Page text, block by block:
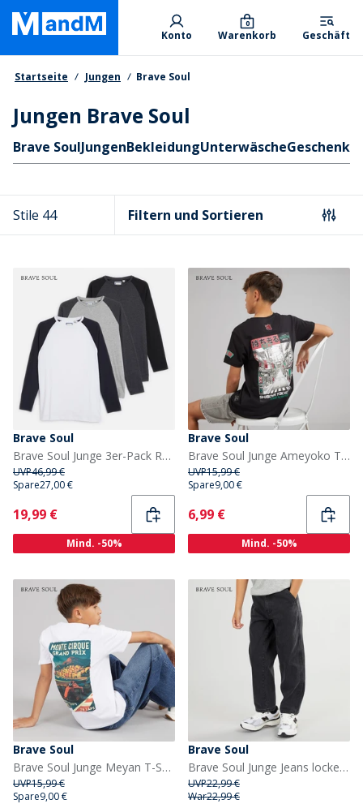
Skip
main
content
Primary departments
Konto Warenkorb
0
Geschäft
Brotkrumen
Startseite Jungen Brave Soul
Jungen Brave Soul
Schnellzugriff
Brave SoulJungenBekleidungUnterwäscheGeschenke
Stile 44 Filtern und Sortieren
Brave Soul
Brave Soul Junge 3er-Pack Raglan T Shirts Multi
UVP46,99 €
Spare27,00 €
Current
19,99 €
Mind. -50%
Brave Soul
Brave Soul Junge Ameyoko T Shirt Jet Schwarz/Mehrfarbig
UVP15,99 €
Spare9,00 €
Current
6,99 €
Mind. -50%
Brave Soul
Brave Soul Junge Meyan T-Shirt Optik Weiß/Mehrfarbig
UVP15,99 €
Spare9,00 €
Brave Soul
Brave Soul Junge Jeans lockere Passform Anthrazit
UVP22,99 €
War22,99 €